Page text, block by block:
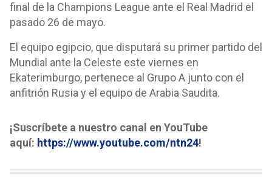
final de la Champions League ante el Real Madrid el
pasado 26 de mayo.
El equipo egipcio, que disputará su primer partido del
Mundial ante la Celeste este viernes en
Ekaterimburgo, pertenece al Grupo A junto con el
anfitrión Rusia y el equipo de Arabia Saudita.
¡Suscríbete a nuestro canal en YouTube
aquí: https://www.youtube.com/ntn24!